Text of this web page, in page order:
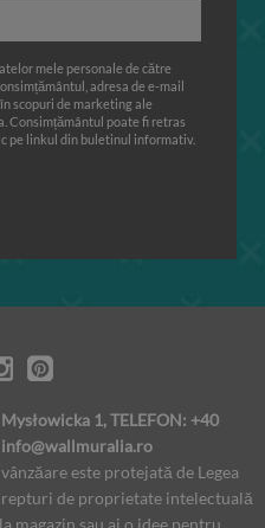
mele personale de către
adresa de e-mail
scopuri de marketing ale
Consimțământul poate fi retras
pe linkul din buletinul informativ.
1, TELEFON: +40
info@wallmuralia.ro
este protejată de Legea
de proprietate intelectuală
magazin sau ai o idee pentru